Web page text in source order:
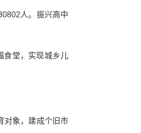
人。振兴高中
食堂，实现城乡儿
对象，建成个旧市